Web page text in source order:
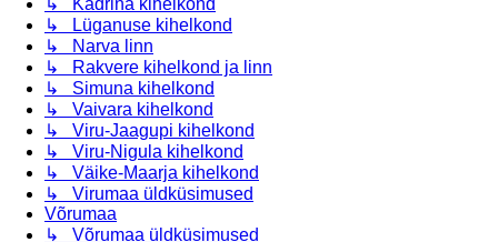
↳ Kadrina kihelkond
↳ Lüganuse kihelkond
↳ Narva linn
↳ Rakvere kihelkond ja linn
↳ Simuna kihelkond
↳ Vaivara kihelkond
↳ Viru-Jaagupi kihelkond
↳ Viru-Nigula kihelkond
↳ Väike-Maarja kihelkond
↳ Virumaa üldküsimused
Võrumaa
↳ Võrumaa üldküsimused